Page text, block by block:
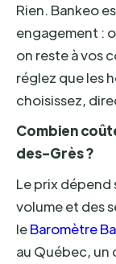
Rien. Bankeo
engagement :
on reste à vos
réglez que les
choisissez,
Combien
des-Grès ?
Le prix
volume et des
leBaromètre
au Québec, un